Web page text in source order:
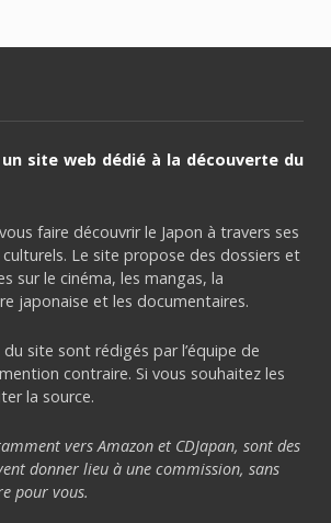
site web dédié à la découverte du
faire découvrir le Japon à travers ses
Le site propose des dossiers et
sur le cinéma, les mangas, la
japonaise et les documentaires.
site sont rédigés par l’équipe de
contraire. Si vous souhaitez les
la source.
vers Amazon et CDJapan, sont des
donner lieu à une commission, sans
pour vous.